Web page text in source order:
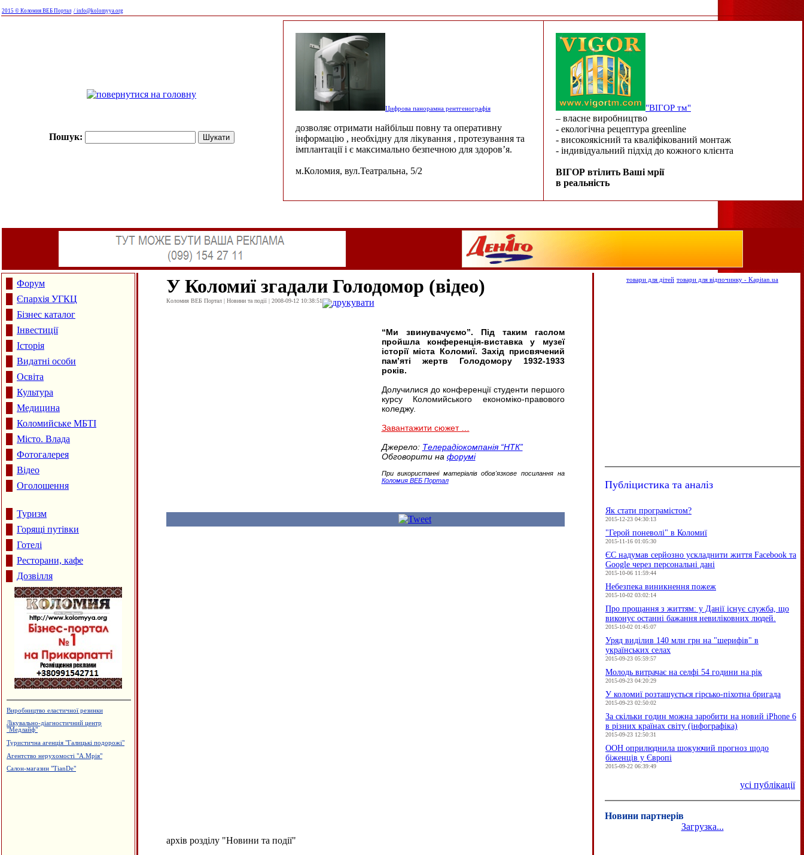
2015 © Коломия ВЕБ Портал / info@kolomyya.org
Пошук:
Цифрова панорамна рентгенографія
дозволяє отримати найбільш повну та оперативну
інформацію , необхідну для лікування , протезування та
імплантації і є максимально безпечною для здоров’я.
м.Коломия, вул.Театральна, 5/2
"ВІГОР тм"
– власне виробництво
- екологічна рецептура greenline
- високоякісний та кваліфікований монтаж
- індивідуальний підхід до кожного клієнта
ВІГОР втілить Ваші мрії
в реальність
Форум
Єпархія УГКЦ
Бізнес каталог
Інвестиції
Історія
Видатні особи
Освіта
Культура
Медицина
Коломийське МБТІ
Місто. Влада
Фотогалерея
Відео
Оголошення
Туризм
Горящі путівки
Готелі
Ресторани, кафе
Дозвілля
Виробництво еластичної резинки
Лікувально-діагностичний центр
"Медлайф"
Туристична агенція "Галицькі подорожі"
Агентство нерухомості "А.Мрія"
Салон-магазин "TianDe"
У Коломиї згадали Голодомор (відео)
Коломия ВЕБ Портал | Новини та події | 2008-09-12 10:38:51 друкувати
“Ми звинувачуємо”. Під таким гаслом
пройшла конференція-виставка у музеї
історії міста Коломиї. Захід присвячений
пам’яті жертв Голодомору 1932-1933
років.
Долучилися до конференції студенти першого
курсу Коломийського економіко-правового
коледжу.
Завантажити сюжет …
Джерело: Телерадіокомпанія “НТК”
Обговорити на форумі
При використанні матеріалів обов'язкове посилання на
Коломия ВЕБ Портал
архів розділу "Новини та події"
товари для дітей товари для відпочинку - Kapitan.ua
Публіцистика та аналіз
Як стати програмістом?
2015-12-23 04:30:13
"Герой поневолі" в Коломиї
2015-11-16 01:05:30
ЄC надумав серйозно ускладнити життя Facebook та
Google через персональні дані
2015-10-06 11:59:44
Небезпека виникнення пожеж
2015-10-02 03:02:14
Про прощання з життям: у Данії існує служба, що
виконує останні бажання невиліковних людей.
2015-10-02 01:45:07
Уряд виділив 140 млн грн на "шерифів" в
українських селах
2015-09-23 05:59:57
Молодь витрачає на селфі 54 години на рік
2015-09-23 04:20:29
У коломиї розташується гірсько-піхотна бригада
2015-09-23 02:50:02
За скільки годин можна заробити на новий iPhone 6
в різних країнах світу (інфографіка)
2015-09-23 12:50:31
ООН оприлюднила шокуючий прогноз щодо
біженців у Європі
2015-09-22 06:39:49
усі публікації
Новини партнерів
Загрузка...